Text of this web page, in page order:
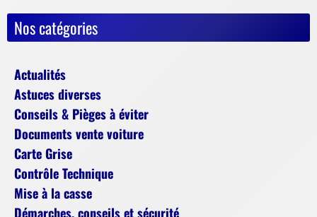
Nos catégories
Actualités
Astuces diverses
Conseils & Pièges à éviter
Documents vente voiture
Carte Grise
Contrôle Technique
Mise à la casse
Démarches, conseils et sécurité